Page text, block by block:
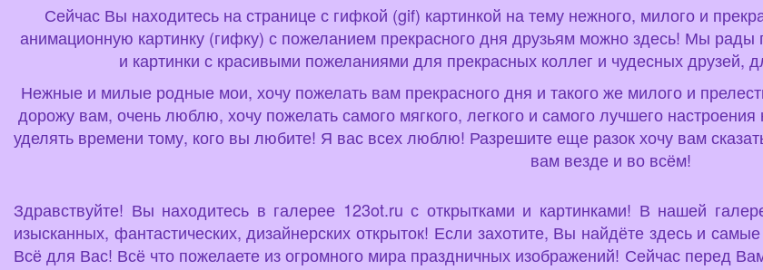
Сейчас Вы находитесь на странице с гифкой (gif) картинкой на тему нежного, милого и
анимационную картинку (гифку) с пожеланием прекрасного дня друзьям можно здесь! Мы
и картинки с красивыми пожеланиями для прекрасных коллег и чудесных друзей,
Нежные и милые родные мои, хочу пожелать вам прекрасного дня и такого же милого и
дорожу вам, очень люблю, хочу пожелать самого мягкого, легкого и самого лучшего
уделять времени тому, кого вы любите! Я вас всех люблю! Разрешите еще разок хочу вам
вам везде и во всём!
Здравствуйте! Вы находитесь в галерее 123ot.ru с открытками и картинками! В нашей
изысканных, фантастических, дизайнерских открыток! Если захотите, Вы найдёте здесь и
Всё для Вас! Всё что пожелаете из огромного мира праздничных изображений! Сейчас перед